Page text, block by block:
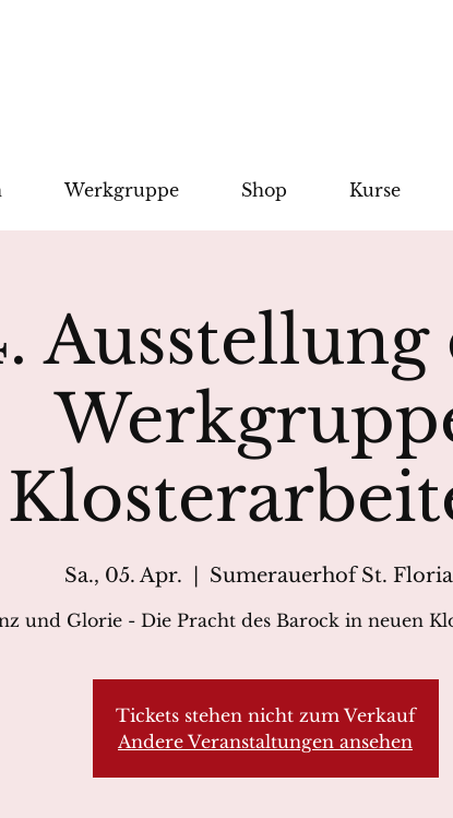
Werkgruppe Shop Kurse
Ausstellung
Sa., 05. Apr. Sumerauerhof St.
und Glorie - Die Pracht des Barock in neuen
Tickets stehen nicht zum Verkauf
Andere Veranstaltungen ansehen